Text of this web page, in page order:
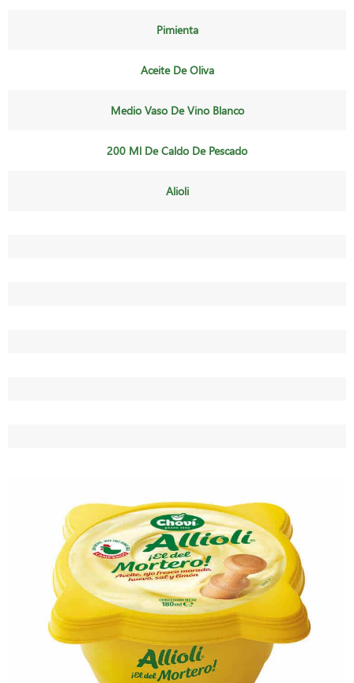
Pimienta
Aceite De Oliva
Medio Vaso De Vino Blanco
200 Ml De Caldo De Pescado
Alioli